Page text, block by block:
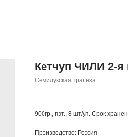
Кетчуп ЧИЛИ 2-я
Семилукская трапеза
900гр., пэт., 8 шт/уп. Срок
Производство: Россия